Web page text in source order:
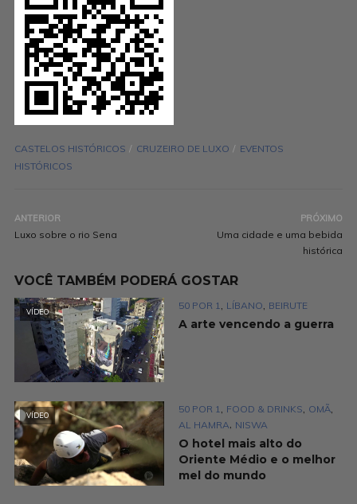
CASTELOS HISTÓRICOS CRUZEIRO DE LUXO
EVENTOS
HISTÓRICOS
ANTERIOR
Luxo sobre o rio Sena
PRÓXIMO
Uma cidade e uma bebida
histórica
VOCÊ TAMBÉM PODERÁ GOSTAR
VÍDEO
50 POR 1, LÍBANO, BEIRUTE
A arte vencendo a guerra
VÍDEO
50 POR 1, FOOD & DRINKS, OMÃ,
AL HAMRA, NISWA
O hotel mais alto do
Oriente Médio e o melhor
mel do mundo